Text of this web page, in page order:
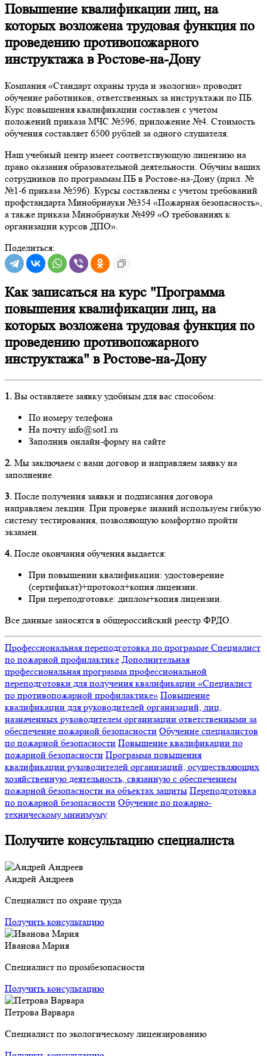
Повышение квалификации лиц, на
которых возложена трудовая функция по
проведению противопожарного
инструктажа в Ростове-на-Дону
Компания «Стандарт охраны труда и экологии» проводит
обучение работников, ответственных за инструктажи по ПБ.
Курс повышения квалификации составлен с учетом
положений приказа МЧС №596, приложение №4. Стоимость
обучения составляет 6500 рублей за одного слушателя.
Наш учебный центр имеет соответствующую лицензию на
право оказания образовательной деятельности. Обучим ваших
сотрудников по программам ПБ в Ростове-на-Дону (прил. №
№1-6 приказа №596). Курсы составлены с учетом требований
профстандарта Минобрнауки №354 «Пожарная безопасность»,
а также приказа Минобрнауки №499 «О требованиях к
организации курсов ДПО».
Поделиться:
Как записаться на курс "Программа
повышения квалификации лиц, на
которых возложена трудовая функция по
проведению противопожарного
инструктажа" в Ростове-на-Дону
1. Вы оставляете заявку удобным для вас способом:
По номеру телефона
На почту info@sot1.ru
Заполнив онлайн-форму на сайте
2. Мы заключаем с вами договор и направляем заявку на
заполнение.
3. После получения заявки и подписания договора
направляем лекции. При проверке знаний используем гибкую
систему тестирования, позволяющую комфортно пройти
экзамен.
4. После окончания обучения выдается:
При повышении квалификации: удостоверение
(сертификат)+протокол+копия лицензии.
При переподготовке: диплом+копия лицензии.
Все данные заносятся в общероссийский реестр ФРДО.
Профессиональная переподготовка по программе Специалист
по пожарной профилактике Дополнительная
профессиональная программа профессиональной
переподготовки для получения квалификации «Специалист
по противопожарной профилактике» Повышение
квалификации для руководителей организаций, лиц,
назначенных руководителем организации ответственными за
обеспечение пожарной безопасности Обучение специалистов
по пожарной безопасности Повышение квалификации по
пожарной безопасности Программа повышения
квалификации руководителей организаций, осуществляющих
хозяйственную деятельность, связанную с обеспечением
пожарной безопасности на объектах защиты Переподготовка
по пожарной безопасности Обучение по пожарно-
техническому минимуму
Получите консультацию специалиста
Андрей Андреев
Специалист по охране труда
Получить консультацию
Иванова Мария
Специалист по промбезопасности
Получить консультацию
Петрова Варвара
Специалист по экологическому лицензированию